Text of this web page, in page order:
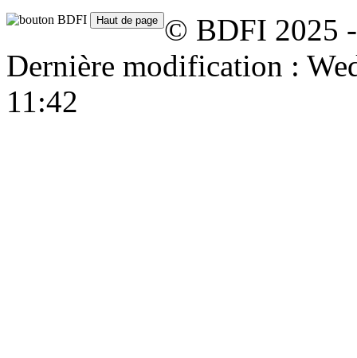
© BDFI 2025
Dernière modification :
11:42